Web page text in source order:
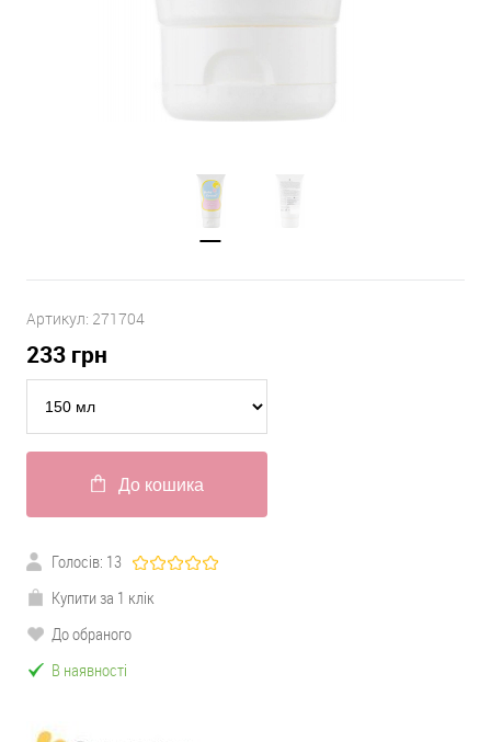
Артикул: 271704
233 грн
До кошика
Голосів: 13
Купити за 1 клік
До обраного
В наявності